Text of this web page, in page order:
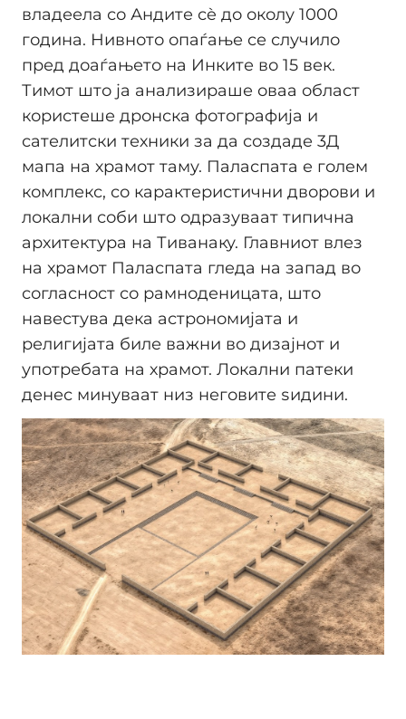
владеела со Андите сè до околу 1000
година. Нивното опаѓање се случило
пред доаѓањето на Инките во 15 век.
Тимот што ја анализираше оваа област
користеше дронска фотографија и
сателитски техники за да создаде 3Д
мапа на храмот таму. Паласпата е голем
комплекс, со карактеристични дворови и
локални соби што одразуваат типична
архитектура на Тиванаку. Главниот влез
на храмот Паласпата гледа на запад во
согласност со рамноденицата, што
навестува дека астрономијата и
религијата биле важни во дизајнот и
употребата на храмот. Локални патеки
денес минуваат низ неговите ѕидини.